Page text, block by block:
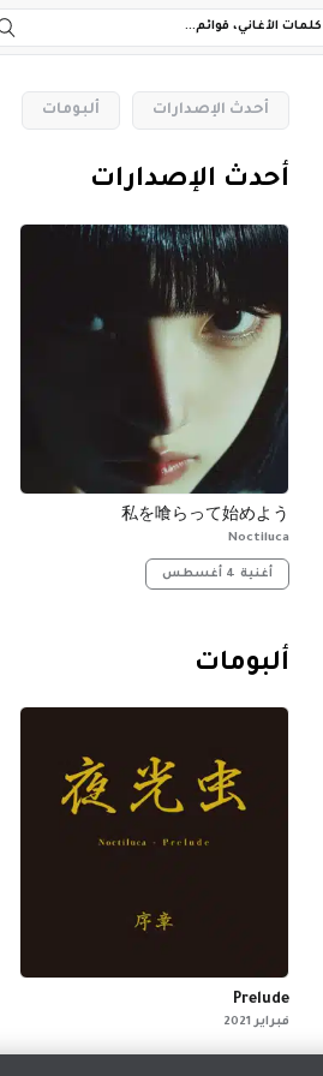
‏أحدث الإصدارات ‏ألبومات
‏أحدث الإصدارات
私を喰らって始めよう
Noctiluca
أغنية 4 أغسطس
‏ألبومات
Prelude
فبراير 2021